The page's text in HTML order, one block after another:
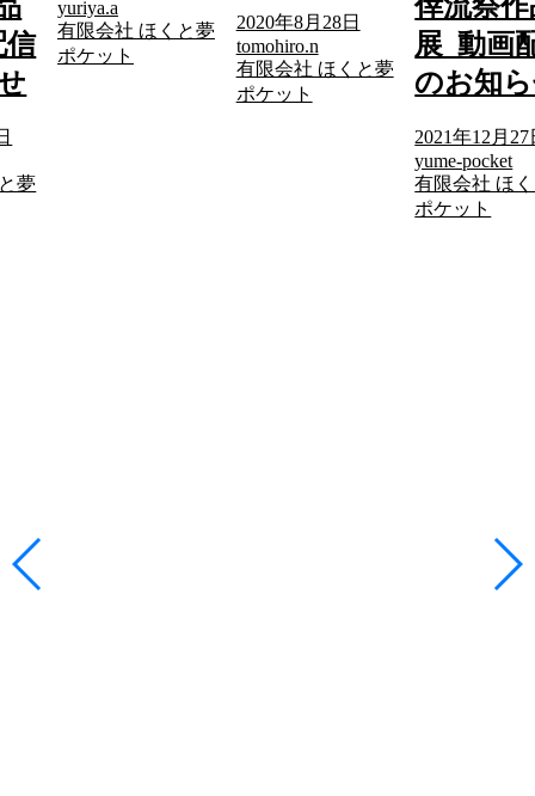
信
夢
yuriya.a
有限会社 ほくと夢
ポケット
2020年8月28日
tomohiro.n
有限会社 ほくと夢
ポケット
倖流祭
展_動画
のお知
2021年12月27
yume-pocket
有限会社 ほ
ポケット